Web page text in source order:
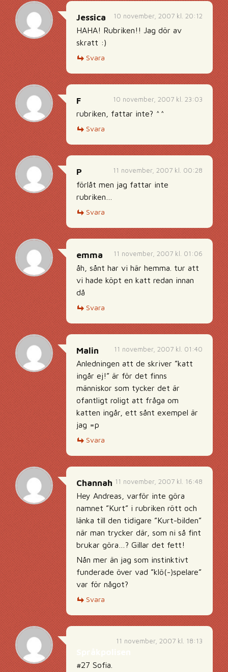
10 november, 2007 kl. 20:12
Jessica
HAHA! Rubriken!! Jag dör av
skratt :)
Svara
10 november, 2007 kl. 23:03
F
rubriken, fattar inte? ^^
Svara
11 november, 2007 kl. 00:28
P
förlåt men jag fattar inte
rubriken…
Svara
11 november, 2007 kl. 01:06
emma
åh, sånt har vi här hemma. tur att
vi hade köpt en katt redan innan
då
Svara
11 november, 2007 kl. 01:40
Malin
Anledningen att de skriver ”katt
ingår ej!” är för det finns
människor som tycker det är
ofantligt roligt att fråga om
katten ingår, ett sånt exempel är
jag =p
Svara
11 november, 2007 kl. 16:48
Channah
Hey Andreas, varför inte göra
namnet ”Kurt” i rubriken rött och
länka till den tidigare ”Kurt-bilden”
när man trycker där, som ni så fint
brukar göra…? Gillar det fett!
Nån mer än jag som instinktivt
funderade över vad ”klö(-)spelare”
var för något?
Svara
11 november, 2007 kl. 18:13
#27 Sofia.